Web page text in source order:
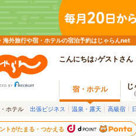
海外旅行や宿・ホテルの宿泊予約はじゃらんnet
こんにちは♪ゲストさん
宿・ホテル じ
ホテル 出張ビジネス 温泉・露天 高級宿
トがたまる・つかえる